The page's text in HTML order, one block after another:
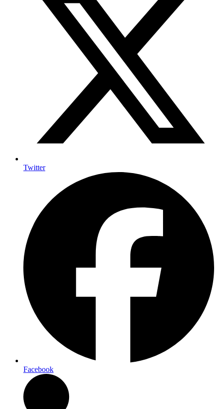
Twitter
Facebook